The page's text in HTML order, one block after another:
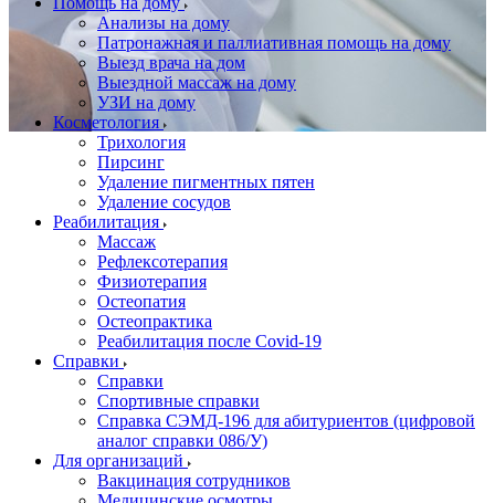
Анализы на дому
Патронажная и паллиативная помощь на дому
Выезд врача на дом
Выездной массаж на дому
УЗИ на дому
Косметология
Трихология
Пирсинг
Удаление пигментных пятен
Удаление сосудов
Реабилитация
Массаж
Рефлексотерапия
Физиотерапия
Остеопатия
Остеопрактика
Реабилитация после Covid-19
Справки
Справки
Спортивные справки
Справка СЭМД‑196 для абитуриентов (цифровой
аналог справки 086/У)
Для организаций
Вакцинация сотрудников